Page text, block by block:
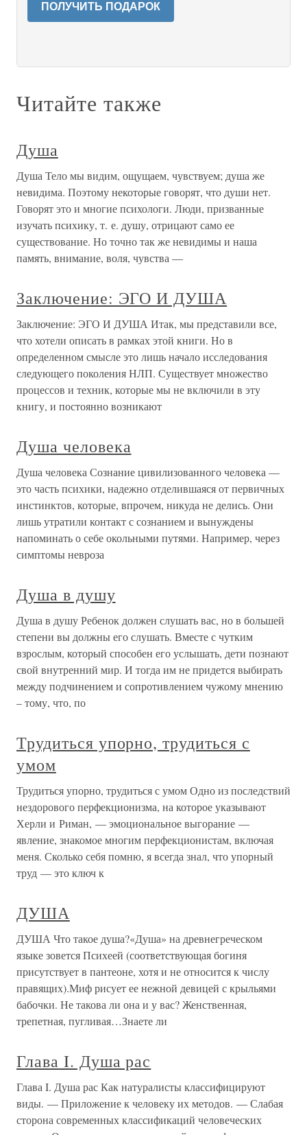
ПОЛУЧИТЬ ПОДАРОК
Читайте также
Душа
Душа Тело мы видим, ощущаем, чувствуем; душа же
невидима. Поэтому некоторые говорят, что души нет.
Говорят это и многие психологи. Люди, призванные
изучать психику, т. е. душу, отрицают само ее
существование. Но точно так же невидимы и наша
память, внимание, воля, чувства —
Заключение: ЭГО И ДУША
Заключение: ЭГО И ДУША Итак, мы представили все,
что хотели описать в рамках этой книги. Но в
определенном смысле это лишь начало исследования
следующего поколения НЛП. Существует множество
процессов и техник, которые мы не включили в эту
книгу, и постоянно возникают
Душа человека
Душа человека Сознание цивилизованного человека —
это часть психики, надежно отделившаяся от первичных
инстинктов, которые, впрочем, никуда не делись. Они
лишь утратили контакт с сознанием и вынуждены
напоминать о себе окольными путями. Например, через
симптомы невроза
Душа в душу
Душа в душу Ребенок должен слушать вас, но в большей
степени вы должны его слушать. Вместе с чутким
взрослым, который способен его услышать, дети познают
свой внутренний мир. И тогда им не придется выбирать
между подчинением и сопротивлением чужому мнению
– тому, что, по
Трудиться упорно, трудиться с
умом
Трудиться упорно, трудиться с умом Одно из последствий
нездорового перфекционизма, на которое указывают
Херли и Риман, — эмоциональное выгорание —
явление, знакомое многим перфекционистам, включая
меня. Сколько себя помню, я всегда знал, что упорный
труд — это ключ к
ДУША
ДУША Что такое душа?«Душа» на древнегреческом
языке зовется Психеей (соответствующая богиня
присутствует в пантеоне, хотя и не относится к числу
правящих).Миф рисует ее нежной девицей с крыльями
бабочки. Не такова ли она и у вас? Женственная,
трепетная, пугливая…Знаете ли
Глава I. Душа рас
Глава I. Душа рас Как натуралисты классифицируют
виды. — Приложение к человеку их методов. — Слабая
сторона современных классификаций человеческих